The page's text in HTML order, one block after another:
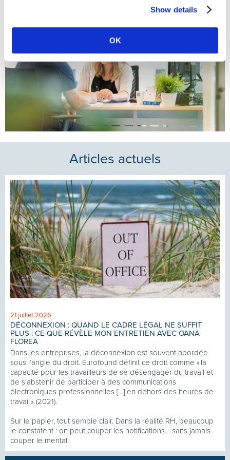
Show details
OK
Articles actuels
21 juillet 2026
DÉCONNEXION : QUAND LE CADRE LÉGAL NE SUFFIT
PLUS : CE QUE RÉVÈLE MON ENTRETIEN AVEC OANA
FLOREA
Dans les entreprises, la déconnexion est souvent abordée
sous l’angle du droit. Eurofound définit ce droit comme « la
capacité pour les travailleurs de se désengager du travail et
de s'abstenir de participer à des communications
électroniques professionnelles […] en dehors des heures de
travail » (2021).
Sur le papier, tout semble clair. Dans la réalité RH, beaucoup
le constatent : on peut couper les notifications… sans jamais
couper le mental.